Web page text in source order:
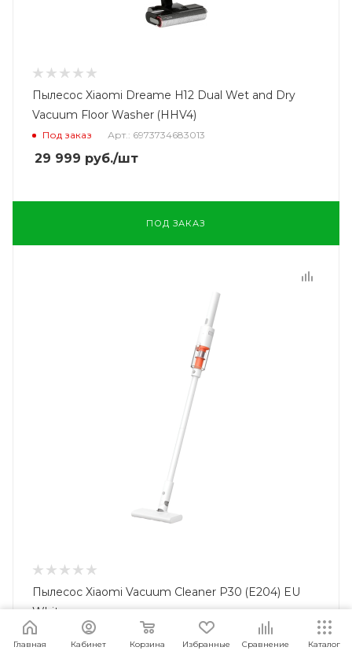
Пылесос Xiaomi Dreame H12 Dual Wet and Dry
Vacuum Floor Washer (HHV4)
Под заказ Арт.: 6973734683013
29 999 руб./шт
ПОД ЗАКАЗ
Пылесос Xiaomi Vacuum Cleaner P30 (E204) EU
White
Под заказ Арт.: 6932554463496
Главная Кабинет Корзина Избранные Сравнение Каталог